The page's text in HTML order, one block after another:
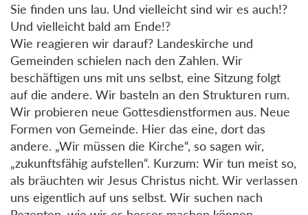
Sie finden uns lau. Und vielleicht sind wir es auch!?
Und vielleicht bald am Ende!?
Wie reagieren wir darauf? Landeskirche und
Gemeinden schielen nach den Zahlen. Wir
beschäftigen uns mit uns selbst, eine Sitzung folgt
auf die andere. Wir basteln an den Strukturen rum.
Wir probieren neue Gottesdienstformen aus. Neue
Formen von Gemeinde. Hier das eine, dort das
andere. „Wir müssen die Kirche“, so sagen wir,
„zukunftsfähig aufstellen“. Kurzum: Wir tun meist so,
als bräuchten wir Jesus Christus nicht. Wir verlassen
uns eigentlich auf uns selbst. Wir suchen nach